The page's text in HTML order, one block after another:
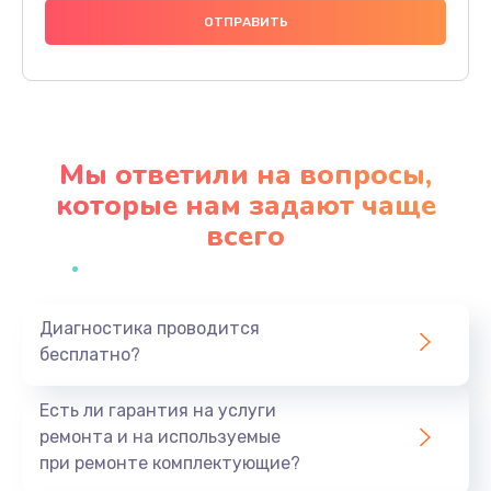
1090 руб.
Заказать
Ремонт цепей питания
Замена жесткого диска
Заказать
Мы ответили на вопросы,
которые нам задают чаще
всего
Диагностика проводится
бесплатно?
Есть ли гарантия на услуги
ремонта и на используемые
при ремонте комплектующие?